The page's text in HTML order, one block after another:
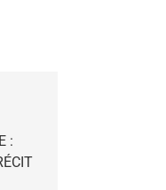
:
Produits Du